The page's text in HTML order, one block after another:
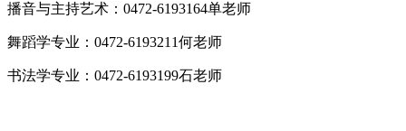
播音与主持艺术：0472-6193164单老师
舞蹈学专业：0472-6193211何老师
书法学专业：0472-6193199石老师